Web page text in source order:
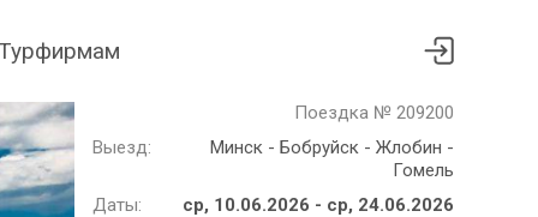
Поездка № 209200
Выезд:
Минск - Бобруйск - Жлобин -
Гомель
Даты:
ср, 10.06.2026 - ср, 24.06.2026